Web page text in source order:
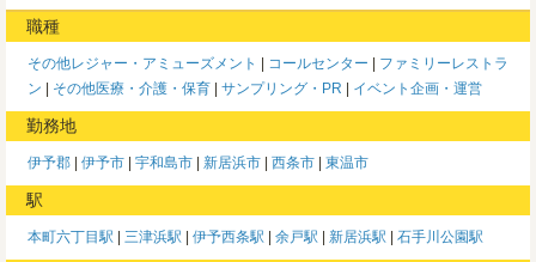
職種
その他レジャー・アミューズメント コールセンター
ファミリーレストラ
ン
その他医療・介護・保育 サンプリング・PR イベント企画・運営
勤務地
伊予郡 伊予市 宇和島市 新居浜市 西条市 東温市
駅
本町六丁目駅 三津浜駅 伊予西条駅 余戸駅 新居浜駅 石手川公園駅